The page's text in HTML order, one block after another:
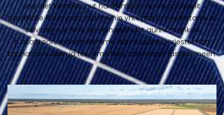
Jos olet kiinnostunut hankkimaan aurinkopaneelit
maatilalle Raumaan, ota meihin yhteyttä ja pyydä tarjous.
Selvitämme tilasi eri vaihdoehdot aurinkosähkön
tuotantoon, määrittelemme aurinkosähköjärjestelmän
kannattavuuden ja teemme teille tarjouksen laskelmineen.